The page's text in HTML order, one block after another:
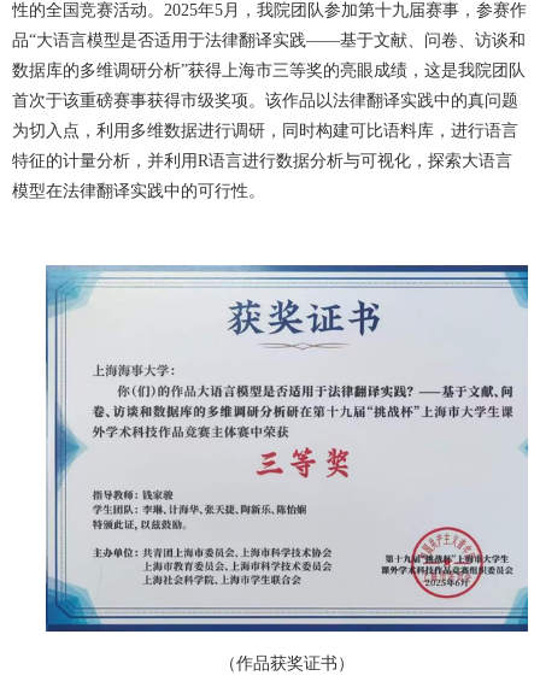
性的全国竞赛活动。2025年5月，我院团队参加第十九届赛事，参赛作
品“大语言模型是否适用于法律翻译实践——基于文献、问卷、访谈和
数据库的多维调研分析”获得上海市三等奖的亮眼成绩，这是我院团队
首次于该重磅赛事获得市级奖项。该作品以法律翻译实践中的真问题
为切入点，利用多维数据进行调研，同时构建可比语料库，进行语言
特征的计量分析，并利用R语言进行数据分析与可视化，探索大语言
模型在法律翻译实践中的可行性。
（作品获奖证书）